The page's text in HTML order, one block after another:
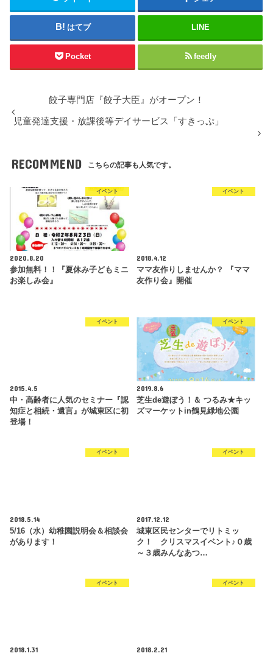
はてブ LINE
Pocket feedly
餃子専門店『餃子大臣』がオープン！
児童発達支援・放課後等デイサービス「すきっぷ」
RECOMMEND こちらの記事も人気です。
イベント
2020.8.20
参加無料！！『夏休み子どもミニ
お楽しみ会』
イベント
2018.4.12
ママ友作りしませんか？ 『ママ
友作り会』開催
イベント
2015.4.5
中・高齢者に人気のセミナー『認
知症と相続・遺言』が城東区に初
登場！
イベント
2019.8.6
芝生de遊ぼう！＆ つるみ★キッ
ズマーケットin鶴見緑地公園
イベント
2018.5.14
5/16（水）幼稚園説明会＆相談会
があります！
イベント
2017.12.12
城東区民センターでリトミッ
ク！ クリスマスイベント♪０歳
～３歳みんなあつ…
イベント
2018.1.31
イベント
2018.2.21